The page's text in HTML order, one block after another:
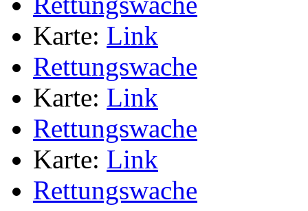
Karte: Link
Rettungswache
Karte: Link
Rettungswache
Karte: Link
Rettungswache